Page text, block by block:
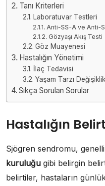
Tanı Kriterleri
Laboratuvar Testleri
Anti-SS-A ve Anti-
Gözyaşı Akış Testi
Göz Muayenesi
Hastalığın Yönetimi
İlaç Tedavisi
Yaşam Tarzı
Sıkça Sorulan Sorular
Hastalığın
Sjögren sendromu,
kuruluğu gibi belirgin
belirtiler, hastaların